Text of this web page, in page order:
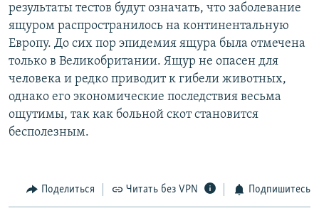
Все сайты РСЕ/РС
результаты тестов будут означать, что заболевание
ящуром распространилось на континентальную
Европу. До сих пор эпидемия ящура была отмечена
только в Великобритании. Ящур не опасен для
человека и редко приводит к гибели животных,
однако его экономические последствия весьма
ощутимы, так как больной скот становится
бесполезным.
Поделиться Читать без VPN Подпишитесь